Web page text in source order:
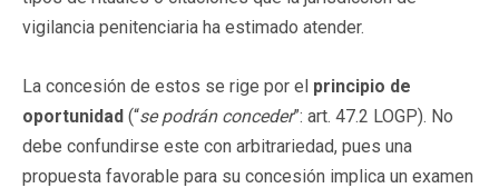
vigilancia penitenciaria ha estimado atender.
La concesión de estos se rige por el principio de
oportunidad (“se podrán conceder”: art. 47.2 LOGP). No
debe confundirse este con arbitrariedad, pues una
propuesta favorable para su concesión implica un examen